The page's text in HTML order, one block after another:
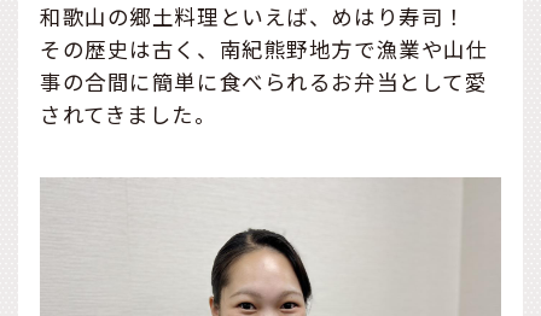
和歌山の郷土料理といえば、めはり寿司！
その歴史は古く、南紀熊野地方で漁業や山仕
事の合間に簡単に食べられるお弁当として愛
されてきました。